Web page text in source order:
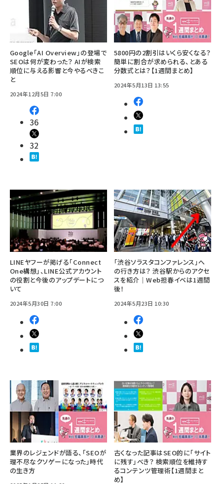
Google「AI Overview」の登場で
SEOは何が変わった？ AIが検索
順位に与える影響と今やるべきこ
と
2024年12月5日 7:00
36
32
5800円の2割引はいくら安くなる？
簡単に割合が求められる、とある
分数式とは？【1週間まとめ】
2024年5月13日 13:55
LINEヤフーが掲げる「Connect
One構想」、LINE公式アカウント
の役割と今後のアップデートにつ
いて
2024年5月30日 7:00
「渋谷ソラスタコンファレンス」へ
の行き方は？ 渋谷駅からのアクセ
スを紹介｜Web担春イベは1週間
後！
2024年5月23日 10:30
業界のレジェンドが語る、「SEOが
理不尽なクソゲーになった」時代
の生き方
古くなった記事はSEO的に「サイト
に残す」べき？ 検索順位を維持す
るコンテンツ管理術【1週間まと
め】